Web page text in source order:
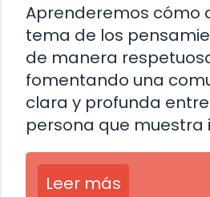
Aprenderemos cómo
tema de los
de manera
fomentando una
clara y profunda
persona que muestra
Leer más